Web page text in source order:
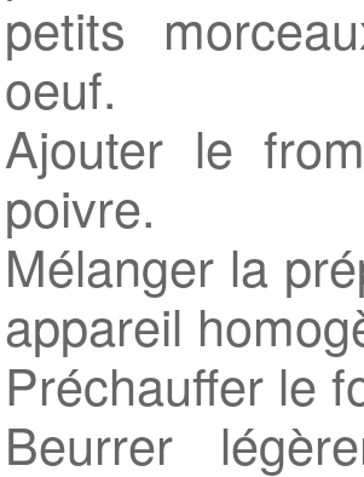
petits
oeuf.
Ajouter le
poivre.
Mélanger la
appareil
Préchauffer le
Beurrer